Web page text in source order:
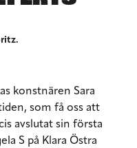
konstnären Sara
som få oss att
avslutat sin första
S på Klara Östra